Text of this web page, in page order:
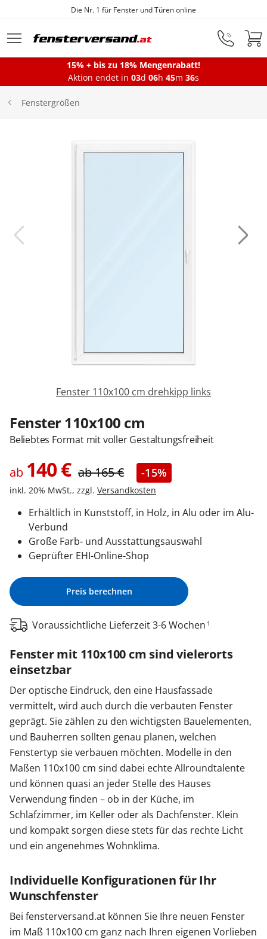
Zum Hauptinhalt springen
Die Nr. 1 für Fenster und Türen online
Fenster
Anmelden / Registrieren
15% + bis zu 18% Mengenrabatt!
Aktion endet in 03d 06h 45m 36s
Fenstergrößen
Fenster 110x100 cm drehkipp links
Fenster 110x100 cm
Beliebtes Format mit voller Gestaltungsfreiheit
ab 140€ ab165€ -15%
inkl. 20% MwSt., zzgl. Versandkosten
Erhältlich in Kunststoff, in Holz, in Alu oder im Alu-
Verbund
Große Farb- und Ausstattungsauswahl
Geprüfter EHI-Online-Shop
Preis berechnen
Voraussichtliche Lieferzeit 3-6 Wochen 1
Fenster mit 110x100 cm sind vielerorts
einsetzbar
Der optische Eindruck, den eine Hausfassade
vermittelt, wird auch durch die verbauten Fenster
geprägt. Sie zählen zu den wichtigsten Bauelementen,
und Bauherren sollten genau planen, welchen
Fenstertyp sie verbauen möchten. Modelle in den
Maßen 110x100 cm sind dabei echte Allroundtalente
und können quasi an jeder Stelle des Hauses
Verwendung finden – ob in der Küche, im
Schlafzimmer, im Keller oder als Dachfenster. Klein
und kompakt sorgen diese stets für das rechte Licht
und ein angenehmes Wohnklima.
Individuelle Konfigurationen für Ihr
Wunschfenster
Bei fensterversand.at können Sie Ihre neuen Fenster
im Maß 110x100 cm ganz nach Ihren eigenen Vorlieben